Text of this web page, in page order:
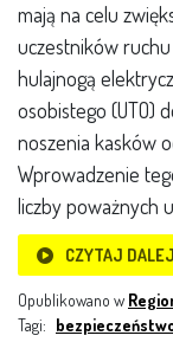
mają na celu
uczestników
hulajnogą
osobistego (UTO)
noszenia kasków
Wprowadzenie
liczby poważnych
CZYTAJ
Opublikowano w
Tagi: